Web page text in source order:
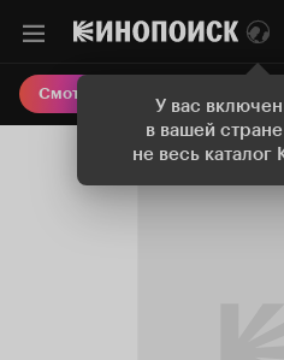
У вас
в вашей
не весь каталог
Смотреть кино